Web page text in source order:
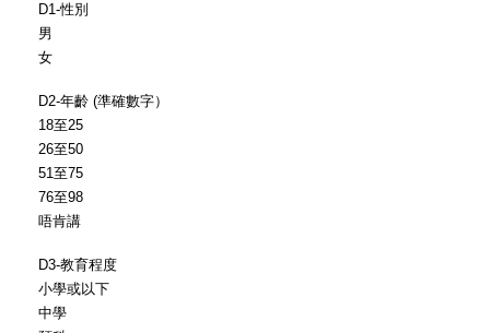
D1-性別
男
女
D2-年齡 (準確數字）
18至25
26至50
51至75
76至98
唔肯講
D3-教育程度
小學或以下
中學